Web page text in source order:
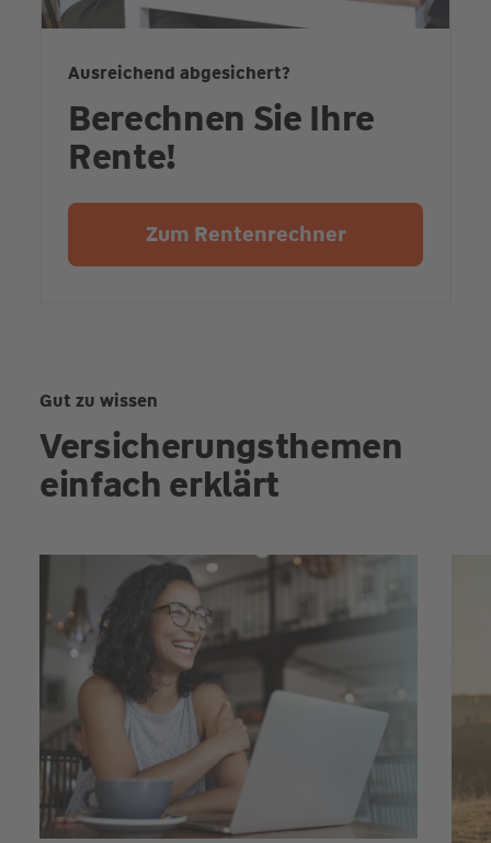
Ausreichend abgesichert?
Berechnen Sie Ihre
Rente!
Zum Rentenrechner
Gut zu wissen
Versicherungsthemen
einfach erklärt